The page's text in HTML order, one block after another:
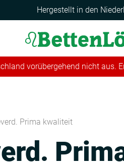
Hergestellt in den
vorübergehend nicht aus.
Prima kwaliteit